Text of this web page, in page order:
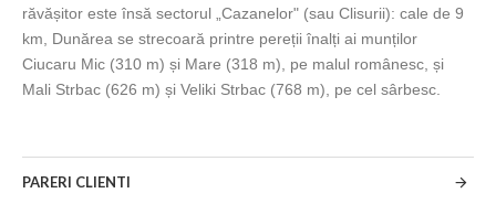
răvășitor este însă sectorul „Cazanelor" (sau Clisurii): cale de 9
km, Dunărea se strecoară printre pereții înalți ai munților
Ciucaru Mic (310 m) și Mare (318 m), pe malul românesc, și
Mali Strbac (626 m) și Veliki Strbac (768 m), pe cel sârbesc.
PARERI CLIENTI